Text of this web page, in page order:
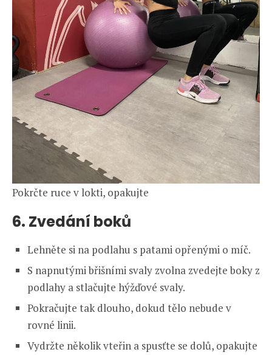
Pokrčte ruce v lokti, opakujte
6. Zvedání boků
Lehněte si na podlahu s patami opřenými o míč.
S napnutými břišními svaly zvolna zvedejte boky z
podlahy a stlačujte hýžďové svaly.
Pokračujte tak dlouho, dokud tělo nebude v
rovné linii.
Vydržte několik vteřin a spusťte se dolů, opakujte